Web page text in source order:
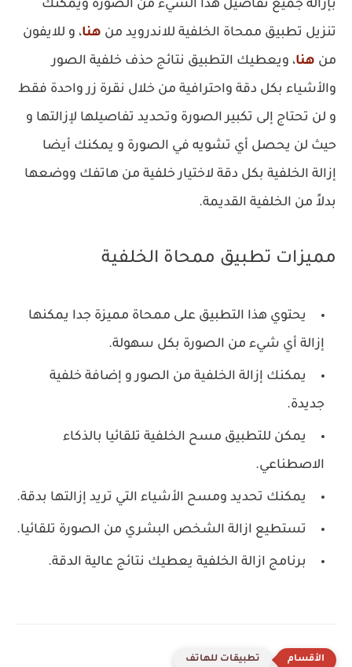
بإزالة جميع تفاصيل هذا الشيء من الصورة ويمكنك
تنزيل تطبيق ممحاة الخلفية للاندرويد من هنا، و للايفون
من هنا، ويعطيك التطبيق نتائج حذف خلفية الصور
والأشياء بكل دقة واحترافية من خلال نقرة زر واحدة فقط
و لن تحتاج إلى تكبير الصورة وتحديد تفاصيلها لإزالتها و
حيث لن يحصل أي تشويه في الصورة و يمكنك أيضا
إزالة الخلفية بكل دقة لاختيار خلفية من هاتفك ووضعها
بدلاً من الخلفية القديمة.
‏مميزات تطبيق ممحاة الخلفية
‏يحتوي هذا التطبيق على ممحاة مميزة جدا يمكنها
إزالة أي شيء من الصورة بكل سهولة.
‏يمكنك إزالة الخلفية من الصور و إضافة خلفية
جديدة.
‏يمكن للتطبيق مسح الخلفية تلقائيا بالذكاء
الاصطناعي.
يمكنك تحديد ومسح الأشياء التي تريد إزالتها بدقة.
تستطيع ازالة الشخص البشري من الصورة تلقائيا.
برنامج ازالة الخلفية يعطيك نتائج عالية الدقة.
تطبيقات للهاتف